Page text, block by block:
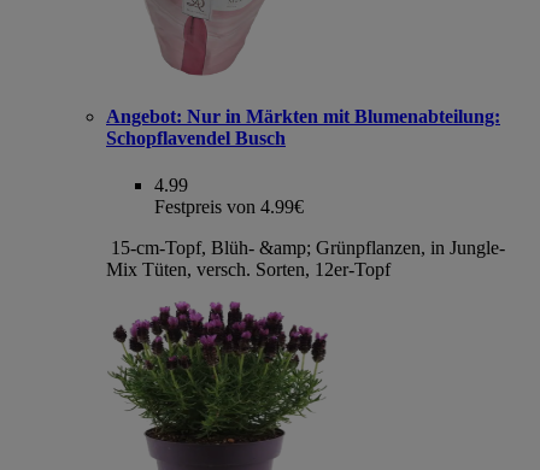
Angebot: Nur in Märkten mit Blumenabteilung:
Schopflavendel Busch
4.99
Festpreis von 4.99€
15-cm-Topf, Blüh- &amp; Grünpflanzen, in Jungle-
Mix Tüten, versch. Sorten, 12er-Topf